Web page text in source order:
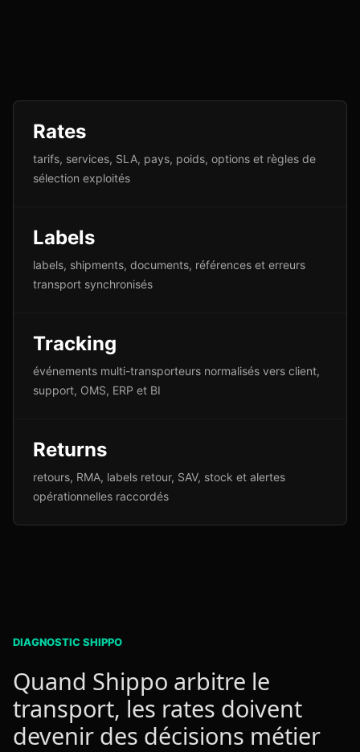
Rates
tarifs, services, SLA, pays, poids, options et règles de
sélection exploités
Labels
labels, shipments, documents, références et erreurs
transport synchronisés
Tracking
événements multi-transporteurs normalisés vers client,
support, OMS, ERP et BI
Returns
retours, RMA, labels retour, SAV, stock et alertes
opérationnelles raccordés
DIAGNOSTIC SHIPPO
Quand Shippo arbitre le
transport, les rates doivent
devenir des décisions métier